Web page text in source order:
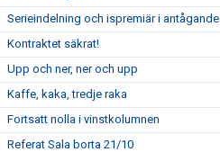
Serieindelning och ispremiär i antågande
Kontraktet säkrat!
Upp och ner, ner och upp
Kaffe, kaka, tredje raka
Fortsatt nolla i vinstkolumnen
Referat Sala borta 21/10